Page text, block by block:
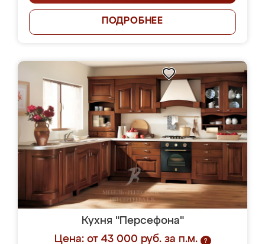
ПОДРОБНЕЕ
Кухня "Персефона"
Цена: от 43 000 руб. за п.м.
?